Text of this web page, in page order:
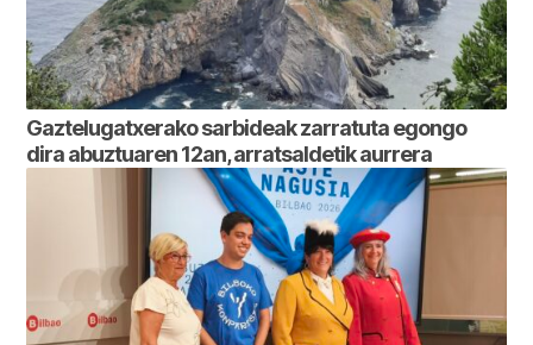
Gaztelugatxerako sarbideak zarratuta egongo
dira abuztuaren 12an, arratsaldetik aurrera